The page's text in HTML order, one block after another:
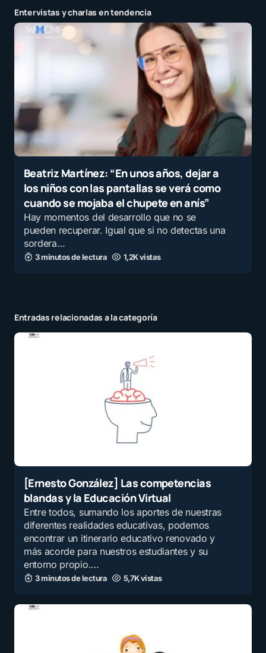
Entervistas y charlas en tendencia
Beatriz Martínez: “En unos años, dejar a
los niños con las pantallas se verá como
cuando se mojaba el chupete en anís”
Hay momentos del desarrollo que no se
pueden recuperar. Igual que si no detectas una
sordera…
3 minutos de lectura 1,2K vistas
Entradas relacionadas a la categoría
[Ernesto González] Las competencias
blandas y la Educación Virtual
Entre todos, sumando los aportes de nuestras
diferentes realidades educativas, podemos
encontrar un itinerario educativo renovado y
más acorde para nuestros estudiantes y su
entorno propio.…
3 minutos de lectura 5,7K vistas